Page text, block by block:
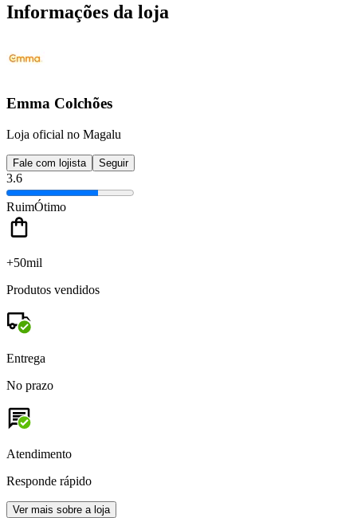
Informações da loja
Emma Colchões
Loja oficial no Magalu
Fale com lojista Seguir
3.6
RuimÓtimo
+50mil
Produtos vendidos
Entrega
No prazo
Atendimento
Responde rápido
Ver mais sobre a loja